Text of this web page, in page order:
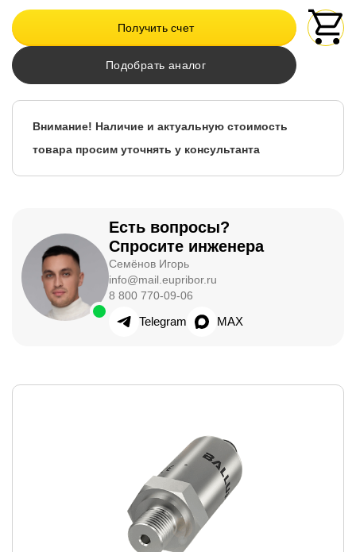
Получить счет
Подобрать аналог
Внимание! Наличие и актуальную стоимость
товара просим уточнять у консультанта
Есть вопросы?
Спросите инженера
Семёнов Игорь
info@mail.eupribor.ru
8 800 770-09-06
Telegram MAX